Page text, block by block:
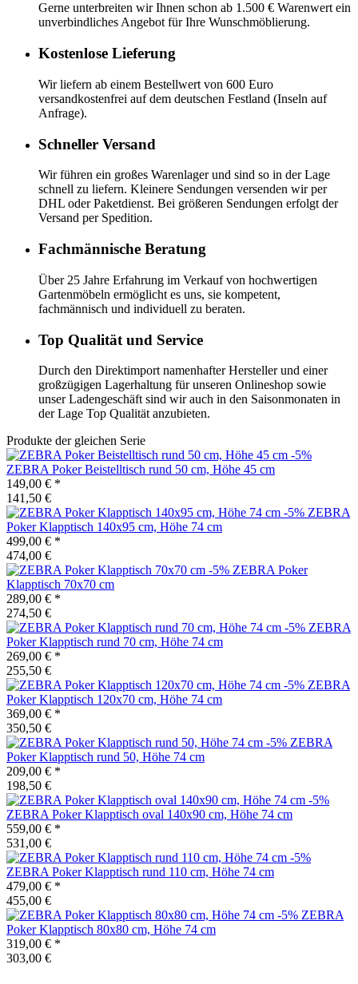
Gerne unterbreiten wir Ihnen schon ab 1.500 € Warenwert ein
unverbindliches Angebot für Ihre Wunschmöblierung.
Kostenlose Lieferung
Wir liefern ab einem Bestellwert von 600 Euro
versandkostenfrei auf dem deutschen Festland (Inseln auf
Anfrage).
Schneller Versand
Wir führen ein großes Warenlager und sind so in der Lage
schnell zu liefern. Kleinere Sendungen versenden wir per
DHL oder Paketdienst. Bei größeren Sendungen erfolgt der
Versand per Spedition.
Fachmännische Beratung
Über 25 Jahre Erfahrung im Verkauf von hochwertigen
Gartenmöbeln ermöglicht es uns, sie kompetent,
fachmännisch und individuell zu beraten.
Top Qualität und Service
Durch den Direktimport namenhafter Hersteller und einer
großzügigen Lagerhaltung für unseren Onlineshop sowie
unser Ladengeschäft sind wir auch in den Saisonmonaten in
der Lage Top Qualität anzubieten.
Produkte der gleichen Serie
-5%
ZEBRA Poker Beistelltisch rund 50 cm, Höhe 45 cm
149,00 € *
141,50 €
-5% ZEBRA
Poker Klapptisch 140x95 cm, Höhe 74 cm
499,00 € *
474,00 €
-5% ZEBRA Poker
Klapptisch 70x70 cm
289,00 € *
274,50 €
-5% ZEBRA
Poker Klapptisch rund 70 cm, Höhe 74 cm
269,00 € *
255,50 €
-5% ZEBRA
Poker Klapptisch 120x70 cm, Höhe 74 cm
369,00 € *
350,50 €
-5% ZEBRA
Poker Klapptisch rund 50, Höhe 74 cm
209,00 € *
198,50 €
-5%
ZEBRA Poker Klapptisch oval 140x90 cm, Höhe 74 cm
559,00 € *
531,00 €
-5%
ZEBRA Poker Klapptisch rund 110 cm, Höhe 74 cm
479,00 € *
455,00 €
-5% ZEBRA
Poker Klapptisch 80x80 cm, Höhe 74 cm
319,00 € *
303,00 €